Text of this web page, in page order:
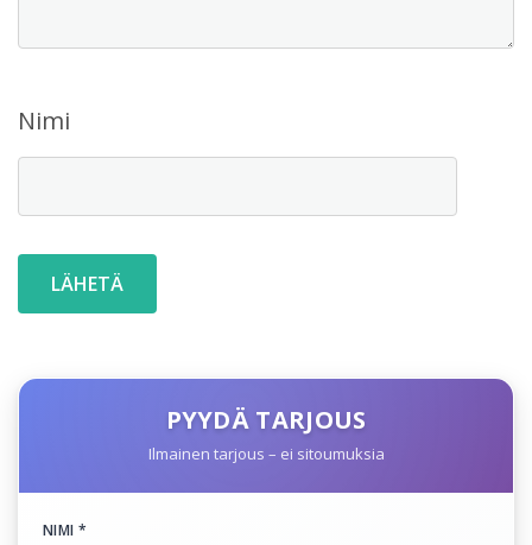
Nimi
PYYDÄ TARJOUS
Ilmainen tarjous – ei sitoumuksia
NIMI *